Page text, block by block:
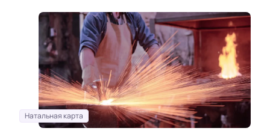
Натальная карта